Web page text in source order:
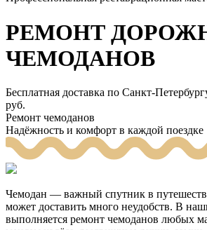
РЕМОНТ
ЧЕМОДАНОВ
Бесплатная доставка по Санкт-
руб.
Ремонт чемоданов
Надёжность и комфорт в каждой поездке
Чемодан — важный спутник в
может доставить много неудобств. В
выполняется ремонт чемоданов любых